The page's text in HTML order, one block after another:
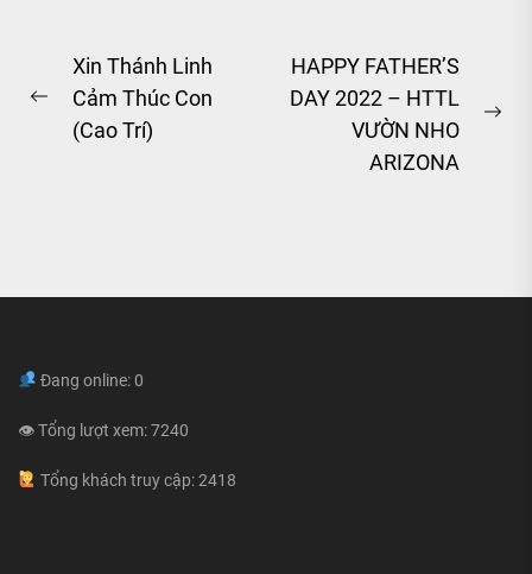
Post
navigation
Previous
post:
Xin Thánh Linh
Cảm Thúc Con
(Cao Trí)
HAPPY FATHER’S
DAY 2022 – HTTL
VƯỜN NHO
ARIZONA
Đang online: 0
👁 Tổng lượt xem: 7240
Tổng khách truy cập: 2418